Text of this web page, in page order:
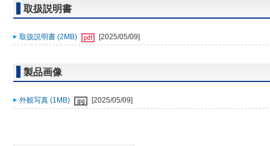
取扱説明書
取扱説明書 (2MB) [2025/05/09]
製品画像
外観写真 (1MB) [2025/05/09]